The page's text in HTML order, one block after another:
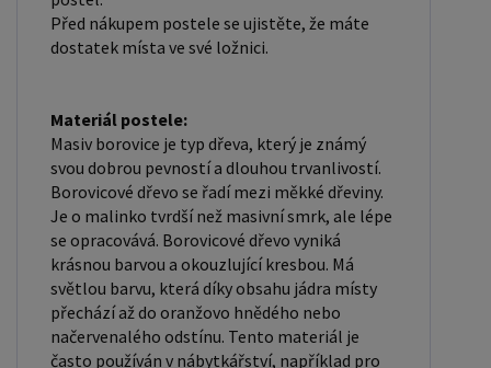
Máte zájem o velkoobchodní spolupráci? Nebo
chcete získat zajímavou cenovou nabídku na větší
firmám, nabízíme možnost nákupu na
velkoobchodní ceny. Zašlete poptávku na
ondera@seznam.cz, velice rádi se Vám budeme
věnovat. Popřípadě se zaregistrujte se ( "
UŽIVATEL " - v horní liště ), vyplníte osobní údaje a
zakliknete " MÁME ZÁJEM O VELKOOBCHODNÍ
SPOLUPRÁCI " a zadáte fakturační údaje. Po jejich
kontrole, Vám bude povolen přístup do
velkoobchodu.
Před nákupem postele se ujistěte, že máte
dostatek místa ve své ložnici.
Materiál postele:
Masiv borovice je typ dřeva, který je známý
svou dobrou pevností a dlouhou trvanlivostí.
Borovicové dřevo se řadí mezi měkké dřeviny.
Je o malinko tvrdší než masivní smrk, ale lépe
se opracovává. Borovicové dřevo vyniká
krásnou barvou a okouzlující kresbou. Má
světlou barvu, která díky obsahu jádra místy
přechází až do oranžovo hnědého nebo
načervenalého odstínu. Tento materiál je
často používán v nábytkářství, například pro